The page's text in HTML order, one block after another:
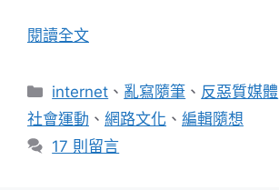
閱讀全文
分
類
internet 、 亂寫隨筆 、 反惡質媒體
社會運動 、 網路文化 、 編輯隨想
17 則留言